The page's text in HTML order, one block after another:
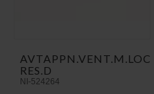
AVTAPPN.VENT.M.LOCK
RES.D
NI-524264